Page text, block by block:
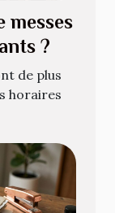
messes
?
de plus
horaires